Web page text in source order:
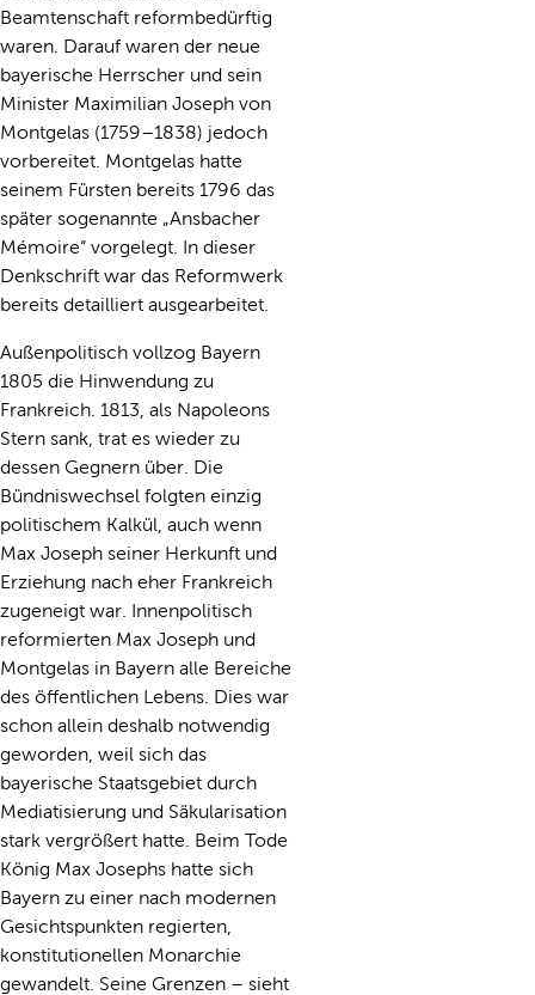
Beamtenschaft reformbedürftig
waren. Darauf waren der neue
bayerische Herrscher und sein
Minister Maximilian Joseph von
Montgelas (1759–1838) jedoch
vorbereitet. Montgelas hatte
seinem Fürsten bereits 1796 das
später sogenannte „Ansbacher
Mémoire“ vorgelegt. In dieser
Denkschrift war das Reformwerk
bereits detailliert ausgearbeitet.
Außenpolitisch vollzog Bayern
1805 die Hinwendung zu
Frankreich. 1813, als Napoleons
Stern sank, trat es wieder zu
dessen Gegnern über. Die
Bündniswechsel folgten einzig
politischem Kalkül, auch wenn
Max Joseph seiner Herkunft und
Erziehung nach eher Frankreich
zugeneigt war. Innenpolitisch
reformierten Max Joseph und
Montgelas in Bayern alle Bereiche
des öffentlichen Lebens. Dies war
schon allein deshalb notwendig
geworden, weil sich das
bayerische Staatsgebiet durch
Mediatisierung und Säkularisation
stark vergrößert hatte. Beim Tode
König Max Josephs hatte sich
Bayern zu einer nach modernen
Gesichtspunkten regierten,
konstitutionellen Monarchie
gewandelt. Seine Grenzen – sieht